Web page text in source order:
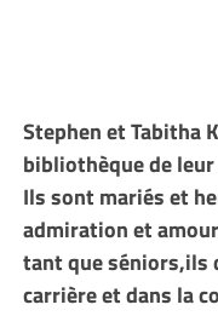
Stephen et Tabitha
bibliothèque de
Ils sont mariés et
admiration et
tant que séniors,ils
carrière et dans la